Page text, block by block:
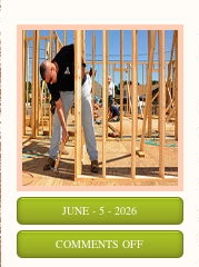
JUNE - 5 - 2026
COMMENTS OFFON